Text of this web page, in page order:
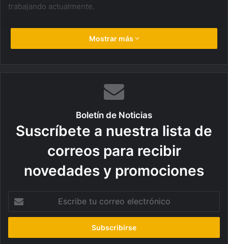
trabajando actualmente.
Mostrar más
Boletín de Noticias
Suscríbete a nuestra lista de
correos para recibir
novedades y promociones
c
i